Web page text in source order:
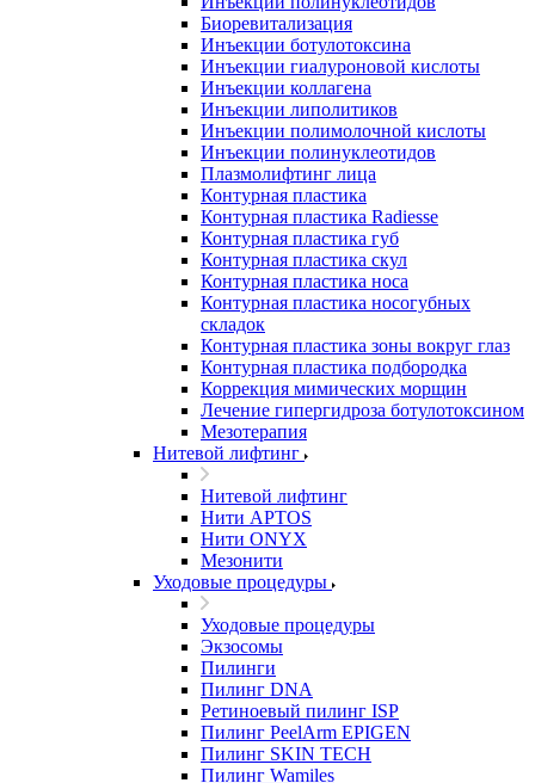
Биоревитализация
Инъекции ботулотоксина
Инъекции гиалуроновой кислоты
Инъекции коллагена
Инъекции липолитиков
Инъекции полимолочной кислоты
Инъекции полинуклеотидов
Плазмолифтинг лица
Контурная пластика
Контурная пластика Radiesse
Контурная пластика губ
Контурная пластика скул
Контурная пластика носа
Контурная пластика носогубных
складок
Контурная пластика зоны вокруг глаз
Контурная пластика подбородка
Коррекция мимических морщин
Лечение гипергидроза ботулотоксином
Мезотерапия
Нитевой лифтинг
Нитевой лифтинг
Нити APTOS
Нити ONYX
Мезонити
Уходовые процедуры
Уходовые процедуры
Экзосомы
Пилинги
Пилинг DNA
Ретиноевый пилинг ISP
Пилинг PeelArm EPIGEN
Пилинг SKIN TECH
Пилинг Wamiles